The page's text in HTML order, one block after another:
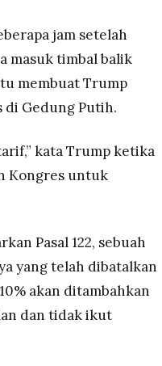
jam setelah
masuk timbal balik
membuat Trump
di Gedung Putih.
kata Trump ketika
Kongres untuk
Pasal 122, sebuah
yang telah dibatalkan
akan ditambahkan
dan tidak ikut